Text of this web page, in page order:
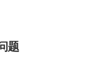
题